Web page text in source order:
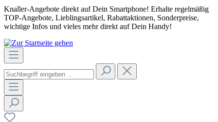
HINWEIS ZU STATIONÄREN PREISEN
FAIR & KUNDENORIENTIERT
HINWEIS ZU STATIONÄREN PREISEN
Knaller-Angebote direkt auf Dein Smartphone! Erhalte regelmäßig
TOP-Angebote, Lieblingsartikel, Rabattaktionen, Sonderpreise,
wichtige Infos und vieles mehr direkt auf Dein Handy!